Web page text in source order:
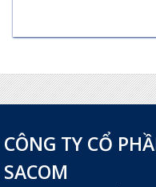
CÔNG TY CỔ
SACOM